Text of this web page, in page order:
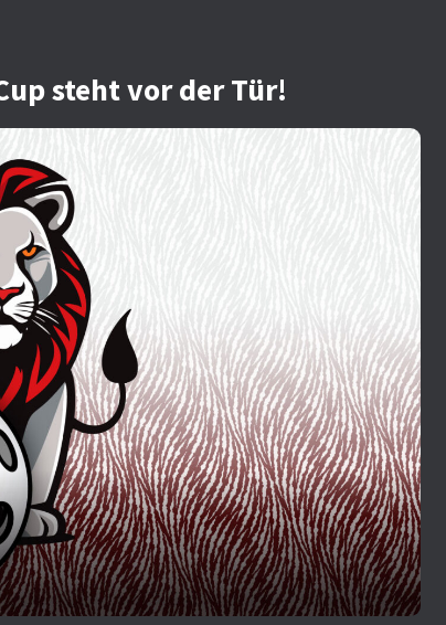
steht vor der Tür!